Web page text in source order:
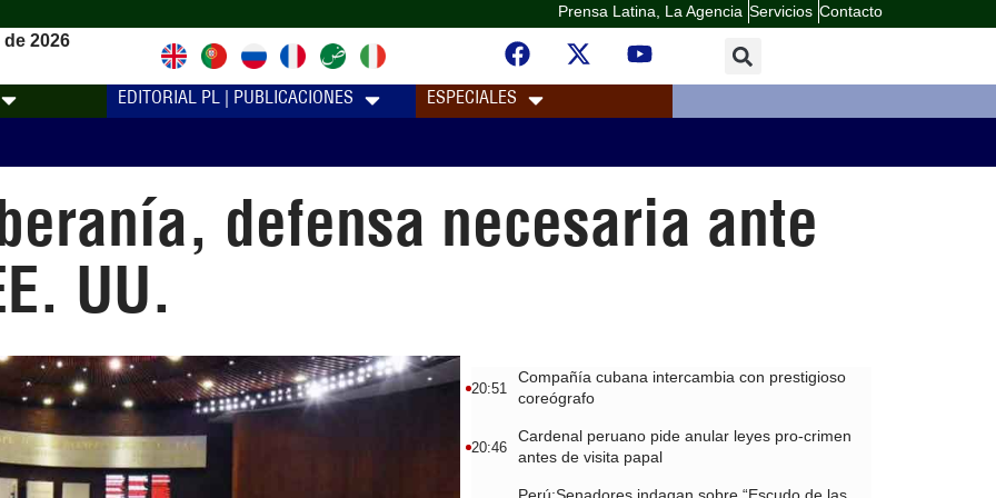
Prensa Latina, La Agencia Servicios Contacto
2026
EDITORIAL PL | PUBLICACIONES ESPECIALES
defensa necesaria ante
UU.
20:51
Compañía cubana intercambia con prestigioso
coreógrafo
20:46
Cardenal peruano pide anular leyes pro-crimen
antes de visita papal